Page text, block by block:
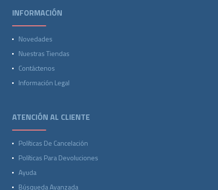
INFORMACIÓN
Novedades
Nuestras Tiendas
Contáctenos
Información Legal
ATENCIÓN AL CLIENTE
Políticas De Cancelación
Políticas Para Devoluciones
Ayuda
Búsqueda Avanzada